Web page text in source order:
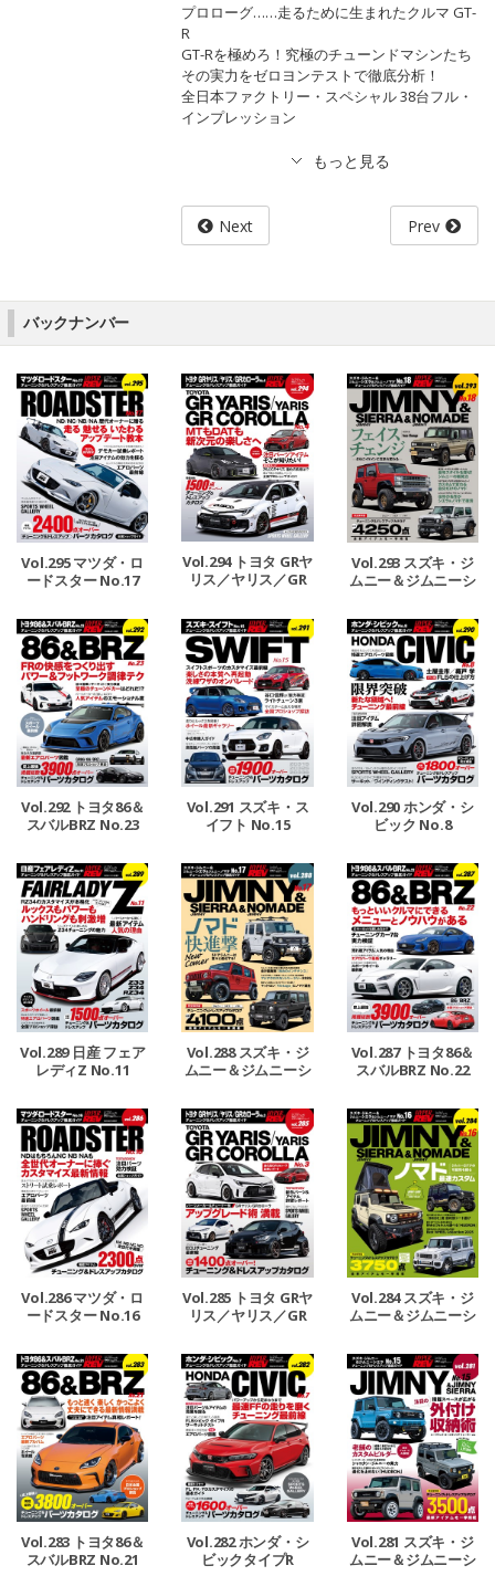
プロローグ……走るために生まれたクルマ GT-
R
GT-Rを極めろ！究極のチューンドマシンたち
その実力をゼロヨンテストで徹底分析！
全日本ファクトリー・スペシャル 38台フル・
インプレッション
Next Prev
バックナンバー
Vol.295 マツダ・ロ
ードスター No.17
Vol.294 トヨタ GRヤ
リス／ヤリス／GR
Vol.293 スズキ・ジ
ムニー＆ジムニーシ
ド No.18
Vol.292 トヨタ86＆
スバルBRZ No.23
Vol.291 スズキ・ス
イフト No.15
Vol.290 ホンダ・シ
ビック No.8
Vol.289 日産 フェア
レディZ No.11
Vol.288 スズキ・ジ
ムニー＆ジムニーシ
ド No.17
Vol.287 トヨタ86＆
スバルBRZ No.22
Vol.286 マツダ・ロ
ードスター No.16
Vol.285 トヨタ GRヤ
リス／ヤリス／GR
Vol.284 スズキ・ジ
ムニー＆ジムニーシ
ド No.16
Vol.283 トヨタ86＆
スバルBRZ No.21
Vol.282 ホンダ・シ
ビックタイプR
Vol.281 スズキ・ジ
ムニー＆ジムニーシ